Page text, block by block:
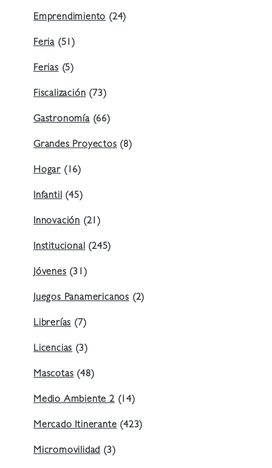
Emprendimiento(24)
Feria (51)
Ferias(5)
Fiscalización(73)
Gastronomía(66)
Grandes Proyectos(8)
Hogar (16)
Infantil(45)
Innovación (21)
Institucional(245)
Jóvenes(31)
Juegos Panamericanos (2)
Librerías(7)
Licencias(3)
Mascotas(48)
Medio Ambiente 2(14)
Mercado Itinerante(423)
Micromovilidad(3)